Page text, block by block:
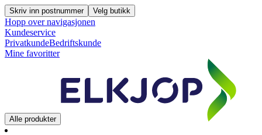
Skriv inn postnummer Velg butikk
Hopp over navigasjonen
Kundeservice
PrivatkundeBedriftskunde
Mine favoritter
Alle produkter